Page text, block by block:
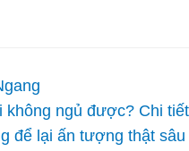
không ngủ được? Chi tiết
để lại ấn tượng thật sâu